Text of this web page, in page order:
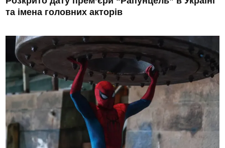
та імена головних акторів